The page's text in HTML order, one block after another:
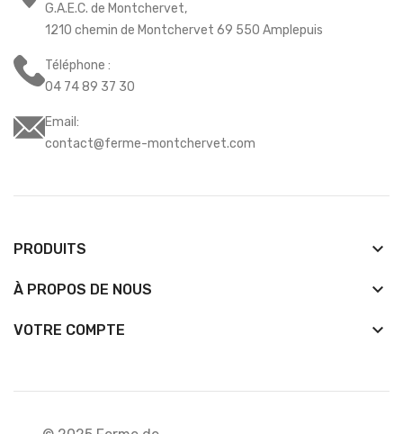
G.A.E.C. de Montchervet,
1210 chemin de Montchervet 69 550 Amplepuis
Téléphone :
04 74 89 37 30
Email:
contact@ferme-montchervet.com
PRODUITS keyboard_arrow_down
À PROPOS DE NOUS keyboard_arrow_down
VOTRE COMPTE 